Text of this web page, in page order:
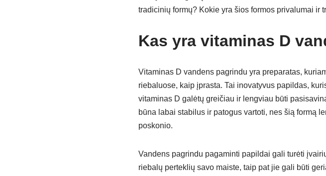
tradicinių formų? Kokie yra šios formos privalumai ir
Kas yra vitaminas D
Vitaminas D vandens pagrindu yra preparatas,
riebaluose, kaip įprasta. Tai inovatyvus papildas,
vitaminas D galėtų greičiau ir lengviau būti
būna labai stabilus ir patogus vartoti, nes šią formą
poskonio.
Vandens pagrindu pagaminti papildai gali turėti
riebalų perteklių savo maiste, taip pat jie gali būti